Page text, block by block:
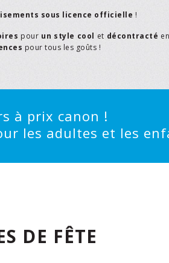
sous licence officielle !
pour un style cool et décontracté
pour tous les goûts !
à prix canon !
les adultes et les
DE FÊTE